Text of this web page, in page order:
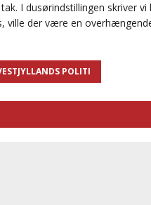
I dusørindstillingen skriver
ville der være en
POLITI